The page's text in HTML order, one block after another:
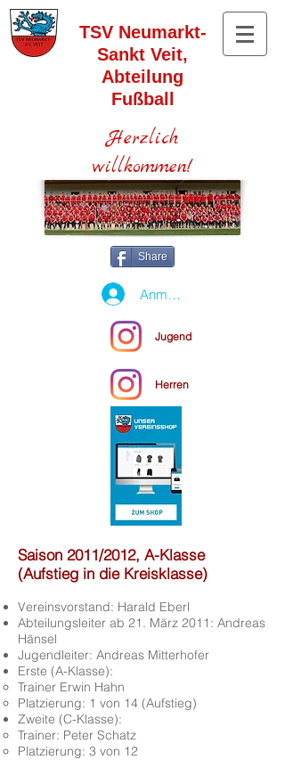
TSV Neumarkt-
Sankt Veit,
Abteilung
Fußball
Herzlich
willkommen!
Share
Anmelden
Jugend
Herren
Saison 2011/2012, A-Klasse
(Aufstieg in die Kreisklasse)
Vereinsvorstand: Harald Eberl
Abteilungsleiter ab 21. März 2011: Andreas
Hänsel
Jugendleiter: Andreas Mitterhofer
Erste (A-Klasse):
Trainer Erwin Hahn
Platzierung: 1 von 14 (Aufstieg)
Zweite (C-Klasse):
Trainer: Peter Schatz
Platzierung: 3 von 12